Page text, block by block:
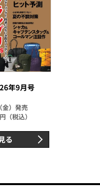
年9月号
）発売
（税込）
る